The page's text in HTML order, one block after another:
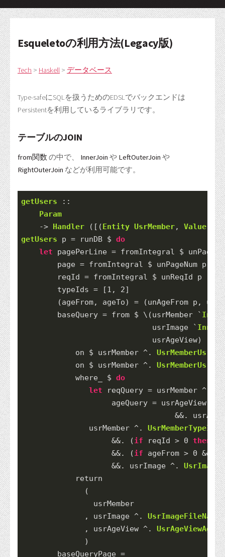
Esqueletoの利用方法(Legacy版)
Tech > Haskell > データベース
Type-safeにSQLを扱うためのEDSLでバックエンドは
Persistentを利用しているライブラリです。
テーブルのJOIN
from関数 の中で、 InnerJoin や LeftOuterJoin や
RightOuterJoin などが利用可能です。
getUsers ::
Param
-> Handler ([(Entity UsrMember, Value
getUsers p = runDB $
do
let pagePerLine = fromIntegral $
        page
= fromIntegral $ unPageNum p
        reqId
= fromIntegral $ unReqId p
        typeIds
= [1 , 2]
        (ageFrom, ageTo)
= (unAgeFrom p,
        baseQuery
= from $ \(usrMember `
                             usrImage
`
                             usrAgeView)
->
            on
$ usrMember ^.
            on
$ usrMember ^.
            where_
$
do
let reqQuery = usrMember ^.
                    ageQuery
= usrAgeView ^.
&&.
               usrMember
^. UsrMemberTypeId
&&.
(if reqId > 0 then
&&.
(if ageFrom > 0 &&
&&.
usrImage ^.
return
              (
                usrMember
              , usrImage
^.
UsrImageFileName
              , usrAgeView
^.
UsrAgeViewAge
              )
        baseQueryPage
=